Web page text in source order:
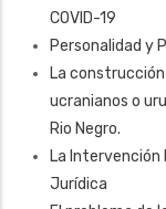
COVID-19
Personalidad y
La
ucranianos o
Rio Negro.
La Intervención
Jurídica